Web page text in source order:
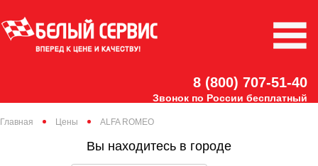
8 (800) 707-51-40
Звонок по России бесплатный
Главная Цены ALFA ROMEO
Вы находитесь в городе